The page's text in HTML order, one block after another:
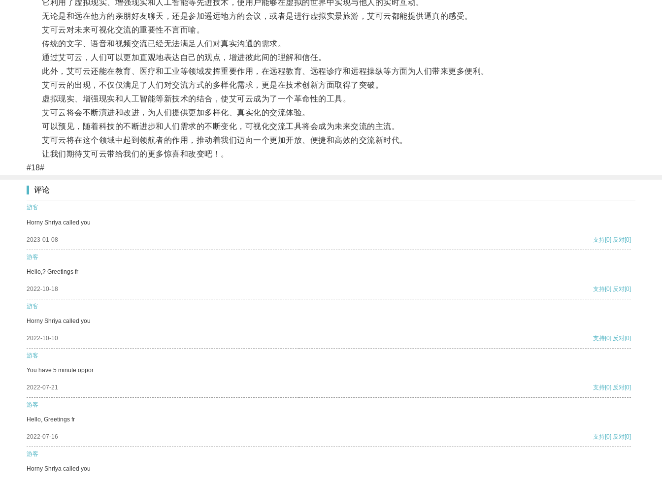
它利用了虚拟现实、增强现实和人工智能等先进技术，使用户能够在虚拟的世界中实现与他人的实时互动。
无论是和远在他方的亲朋好友聊天，还是参加遥远地方的会议，或者是进行虚拟实景旅游，艾可云都能提供逼真的感受。
艾可云对未来可视化交流的重要性不言而喻。
传统的文字、语音和视频交流已经无法满足人们对真实沟通的需求。
通过艾可云，人们可以更加直观地表达自己的观点，增进彼此间的理解和信任。
此外，艾可云还能在教育、医疗和工业等领域发挥重要作用，在远程教育、远程诊疗和远程操纵等方面为人们带来更多便利。
艾可云的出现，不仅仅满足了人们对交流方式的多样化需求，更是在技术创新方面取得了突破。
虚拟现实、增强现实和人工智能等新技术的结合，使艾可云成为了一个革命性的工具。
艾可云将会不断演进和改进，为人们提供更加多样化、真实化的交流体验。
可以预见，随着科技的不断进步和人们需求的不断变化，可视化交流工具将会成为未来交流的主流。
艾可云将在这个领域中起到领航者的作用，推动着我们迈向一个更加开放、便捷和高效的交流新时代。
让我们期待艾可云带给我们的更多惊喜和改变吧！。
#18#
评论
游客
Horny Shriya called you
2023-01-08 支持[0] 反对[0]
游客
Hello,? Greetings fr
2022-10-18 支持[0] 反对[0]
游客
Horny Shriya called you
2022-10-10 支持[0] 反对[0]
游客
You have 5 minute oppor
2022-07-21 支持[0] 反对[0]
游客
Hello, Greetings fr
2022-07-16 支持[0] 反对[0]
游客
Horny Shriya called you